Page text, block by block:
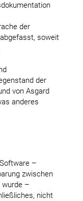
der
soweit
der
von Asgard
anderes
–
zwischen
wurde –
nicht